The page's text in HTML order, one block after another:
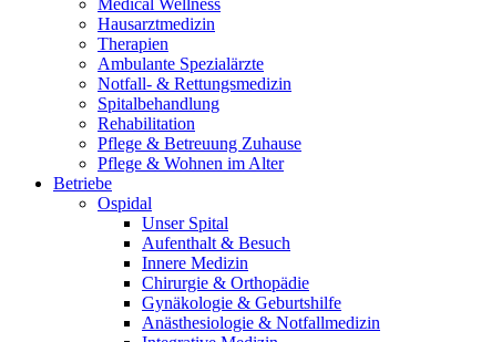
Medical Wellness
Hausarztmedizin
Therapien
Ambulante Spezialärzte
Notfall- & Rettungsmedizin
Spitalbehandlung
Rehabilitation
Pflege & Betreuung Zuhause
Pflege & Wohnen im Alter
Betriebe
Ospidal
Unser Spital
Aufenthalt & Besuch
Innere Medizin
Chirurgie & Orthopädie
Gynäkologie & Geburtshilfe
Anästhesiologie & Notfallmedizin